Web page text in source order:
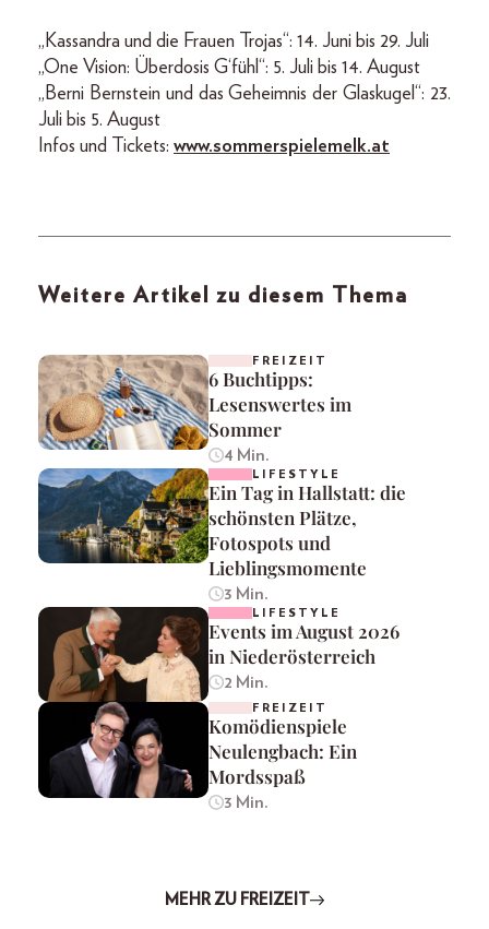
„Kassandra und die Frauen Trojas“: 14. Juni bis 29. Juli
„One Vision: Überdosis G‘fühl“: 5. Juli bis 14. August
„Berni Bernstein und das Geheimnis der Glaskugel“: 23.
Juli bis 5. August
Infos und Tickets: www.sommerspielemelk.at
Weitere Artikel zu diesem Thema
FREIZEIT
6 Buchtipps:
Lesenswertes im
Sommer
4 Min.
LIFESTYLE
Ein Tag in Hallstatt: die
schönsten Plätze,
Fotospots und
Lieblingsmomente
3 Min.
LIFESTYLE
Events im August 2026
in Niederösterreich
2 Min.
FREIZEIT
Komödienspiele
Neulengbach: Ein
Mordsspaß
3 Min.
MEHR ZU FREIZEIT